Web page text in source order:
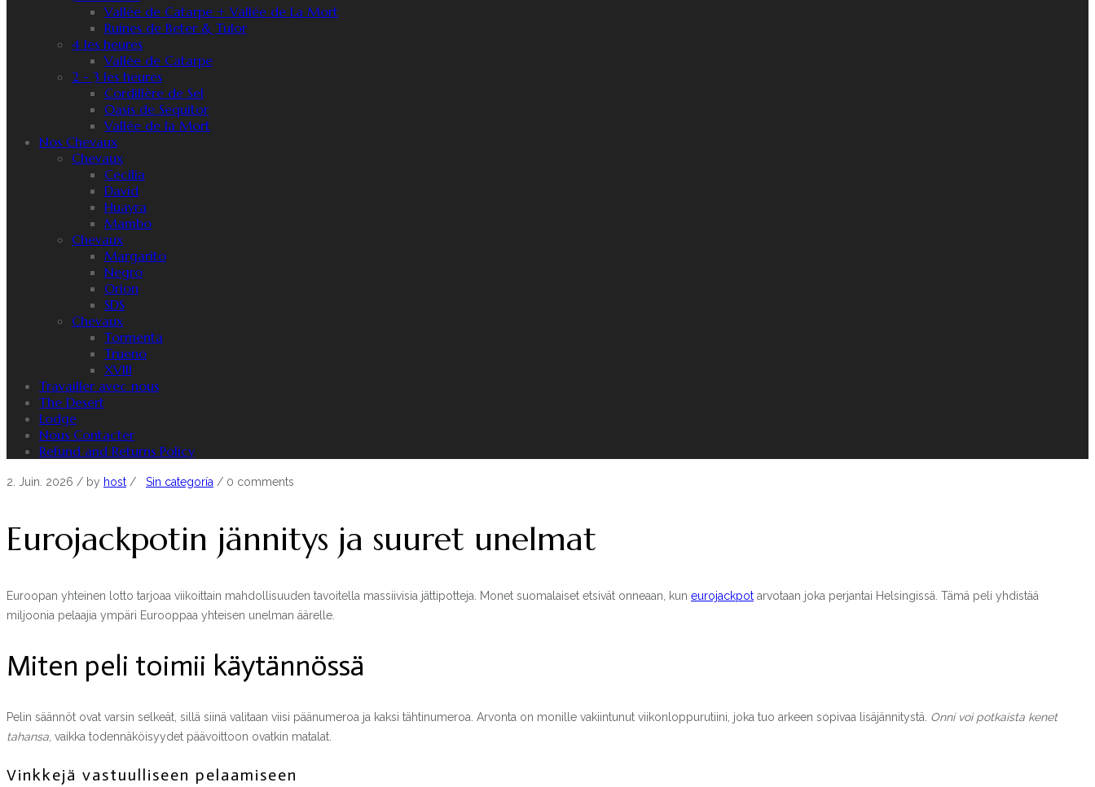
Vallée de Catarpe + Vallée de La Mort
Ruines de Beter & Tulor
4 les heures
Vallée de Catarpe
2 - 3 les heures
Cordillère de Sel
Oasis de Sequitor
Vallée de la Mort
Nos Chevaux
Chevaux
Cecilia
David
Huayra
Mambo
Chevaux
Margarito
Negro
Orion
SDS
Chevaux
Tormenta
Trueno
XVIII
Travailler avec nous
The Desert
Lodge
Nous Contacter
Refund and Returns Policy
2. Juin. 2026 / by host / Sin categoría / 0 comments
Eurojackpotin jännitys ja suuret unelmat
Euroopan yhteinen lotto tarjoaa viikoittain mahdollisuuden tavoitella massiivisia jättipotteja. Monet suomalaiset etsivät onneaan, kun eurojackpot arvotaan joka perjantai Helsingissä. Tämä peli yhdistää
miljoonia pelaajia ympäri Eurooppaa yhteisen unelman äärelle.
Miten peli toimii käytännössä
Pelin säännöt ovat varsin selkeät, sillä siinä valitaan viisi päänumeroa ja kaksi tähtinumeroa. Arvonta on monille vakiintunut viikonloppurutiini, joka tuo arkeen sopivaa lisäjännitystä. Onni voi potkaista kenet
tahansa, vaikka todennäköisyydet päävoittoon ovatkin matalat.
Vinkkejä vastuulliseen pelaamiseen